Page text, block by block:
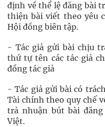
định về thể lệ đăng bài
thiện bài viết theo yêu
Hội đồng biên tập.
- Tác giả gửi bài chịu
thứ tự tên các tác giả
đồng tác giả
- Tác giả gửi bài có
Tài chính theo quy chế
trả nhuận bút bài
Việt.